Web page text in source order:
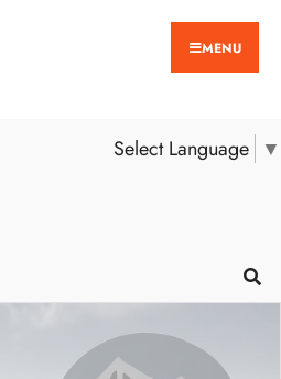
MENU
Select Language ▼